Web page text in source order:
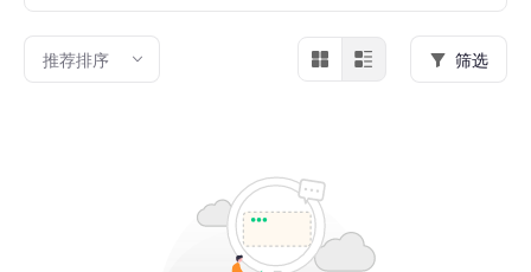
推荐排序 筛选